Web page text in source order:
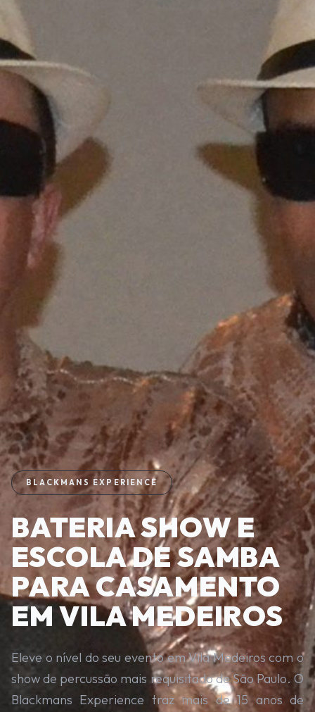
BLACKMANS EXPERIENCE
BATERIA SHOW E
ESCOLA DE SAMBA
PARA CASAMENTO
EM VILA MEDEIROS
Eleve o nível do seu evento em Vila Medeiros com o
show de percussão mais requisitado de São Paulo. O
Blackmans Experience traz mais de 15 anos de